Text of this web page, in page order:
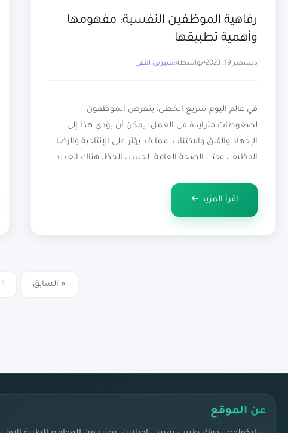
رفاهية الموظفين النفسية: مفهومها
وأهمية تطبيقها
ديسمبر 19, 2023 بواسطة:شيرين التقي
في عالم اليوم سريع الخطى، يتعرض الموظفون
لضغوطات متزايدة في العمل. يمكن أن يؤدي هذا إلى
الإجهاد والقلق والاكتئاب، مما قد يؤثر على الإنتاجية والرضا
الوظيفي وحتى الصحة العامة. لحسن الحظ، هناك العديد
الموظفين النفسية. من خلال إنشاء بيئة عمل داعمة
اقرأ المزيد ←
« السابق 1
عن الموقع